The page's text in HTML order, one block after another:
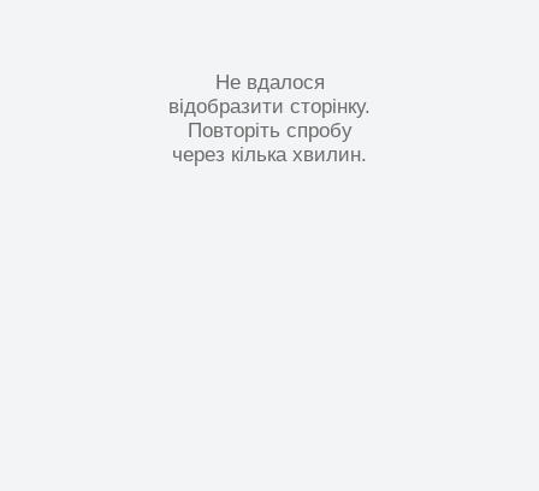
Не вдалося
відобразити сторінку.
Повторіть спробу
через кілька хвилин.